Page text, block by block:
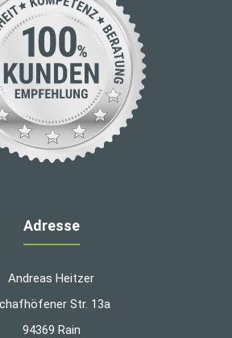
Adresse
Andreas Heitzer
Str. 13a
94369 Rain